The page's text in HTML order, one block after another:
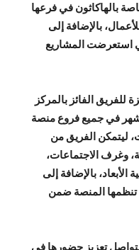
بالهاكاثون في فرعها
بالإضافة إلى
استعرضت المشاريع
للفريق الفائز بالمركز
تمثّلت بعضوية مجانية لمدة 6 أشهر في جميع فروع منصة
ليتمكن الفريق من
وغرف الاجتماعات،
الأبعاد، بالإضافة إلى
تنظمها المنصة ضمن
تعزيز حضورها في